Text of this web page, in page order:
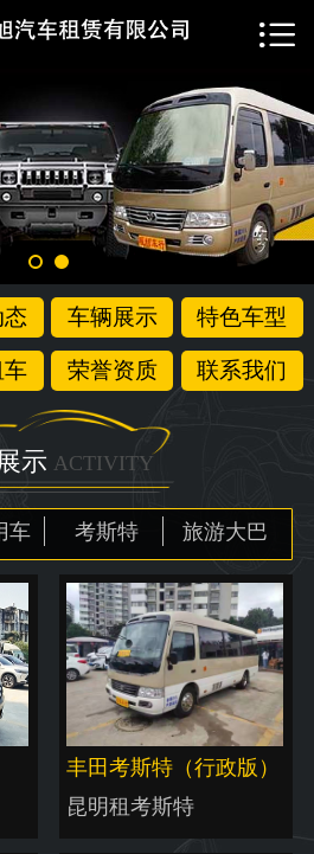
 首页
关于我们
行业动态
车辆展示
租车须知
特惠租车
荣誉资质
联系我们

车辆展示 特色车型
车 荣誉资质 联系我们
示 ACTIVITY
车 考斯特 旅游大巴
丰田考斯特（行政版）
昆明租考斯特